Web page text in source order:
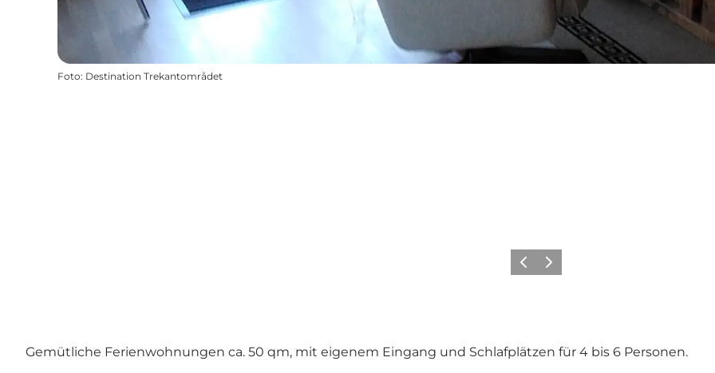
Foto: Destination Trekantområdet
Vorherige Folie
Nächste Folie
Gemütliche Ferienwohnungen ca. 50 qm, mit eigenem Eingang und Schlafplätzen für 4 bis 6 Personen.